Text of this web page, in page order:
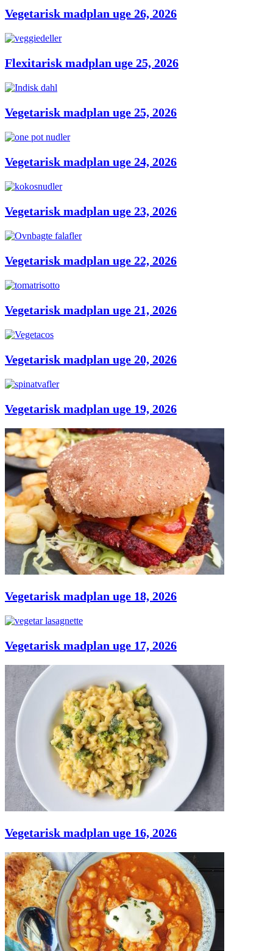
Vegetarisk madplan uge 26, 2026
Flexitarisk madplan uge 25, 2026
Vegetarisk madplan uge 25, 2026
Vegetarisk madplan uge 24, 2026
Vegetarisk madplan uge 23, 2026
Vegetarisk madplan uge 22, 2026
Vegetarisk madplan uge 21, 2026
Vegetarisk madplan uge 20, 2026
Vegetarisk madplan uge 19, 2026
Vegetarisk madplan uge 18, 2026
Vegetarisk madplan uge 17, 2026
Vegetarisk madplan uge 16, 2026